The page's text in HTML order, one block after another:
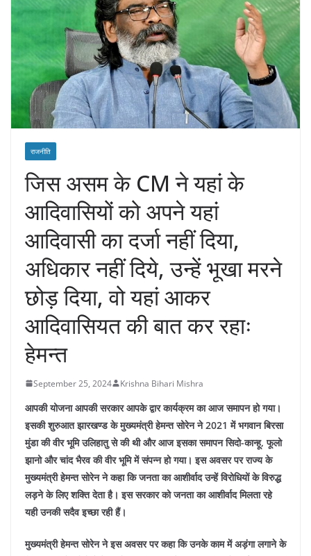
राजनीति
जिस असम के CM ने यहां के
आदिवासियों को अपने यहां
आदिवासी का दर्जा नहीं दिया,
अधिकार नहीं दिये, उन्हें भूखा मरने
छोड़ दिया, वो यहां आकर
आदिवासियत की बात कर रहाः
हेमन्त
September 25, 2024 Krishna Bihari Mishra
आपकी योजना आपकी सरकार आपके द्वार कार्यक्रम का आज समापन हो गया।
इसकी शुरुआत झारखण्ड के मुख्यमंत्री हेमन्त सोरेन ने 2021 में भगवान बिरसा
मुंडा की वीर भूमि उलिहातु से की थी और आज इसका समापन सिदो-कान्हू, फूलो
झानो और चांद भैरव की वीर भूमि में संपन्न हो गया। इस अवसर पर राज्य के
मुख्यमंत्री हेमन्त सोरेन ने कहा कि जनता का आशीर्वाद उन्हें विरोधियों के विरुद्ध
लड़ने के लिए शक्ति देता है। इस सरकार को जनता का आशीर्वाद मिलता रहे
यही उनकी सदैव इच्छा रही हैं।
मुख्यमंत्री हेमन्त सोरेन ने इस अवसर पर कहा कि उनके काम में अड़ंगा लगाने के